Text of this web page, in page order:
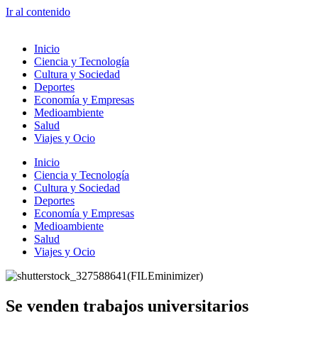
Ir al contenido
Inicio
Ciencia y Tecnología
Cultura y Sociedad
Deportes
Economía y Empresas
Medioambiente
Salud
Viajes y Ocio
Inicio
Ciencia y Tecnología
Cultura y Sociedad
Deportes
Economía y Empresas
Medioambiente
Salud
Viajes y Ocio
Se venden trabajos universitarios